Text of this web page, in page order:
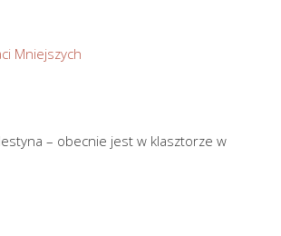
Mniejszych
– obecnie jest w klasztorze w